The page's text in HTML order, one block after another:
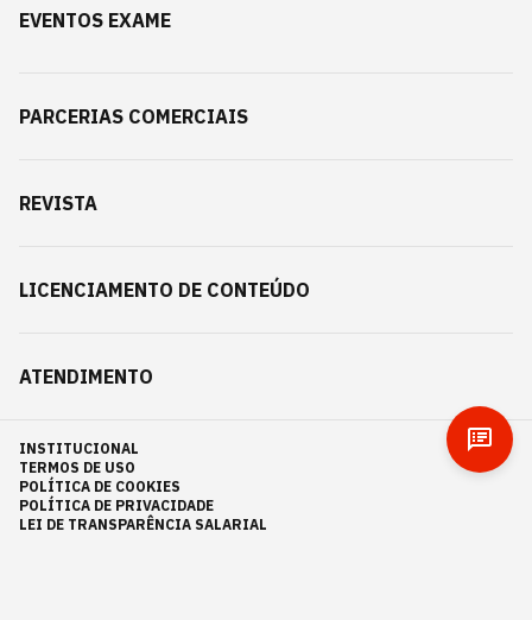
EVENTOS EXAME
PARCERIAS COMERCIAIS
REVISTA
LICENCIAMENTO DE CONTEÚDO
ATENDIMENTO
INSTITUCIONAL
TERMOS DE USO
POLÍTICA DE COOKIES
POLÍTICA DE PRIVACIDADE
LEI DE TRANSPARÊNCIA SALARIAL